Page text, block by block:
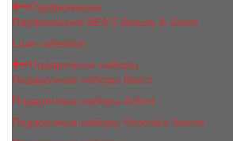
Парфюмерия
Парфюмерия BEA'S Beauty & Scent
Luxe collection
Подарочные наборы
Подарочные наборы Bea's
Подарочные наборы 4х5ml
Подарочные наборы Victoria's Secret